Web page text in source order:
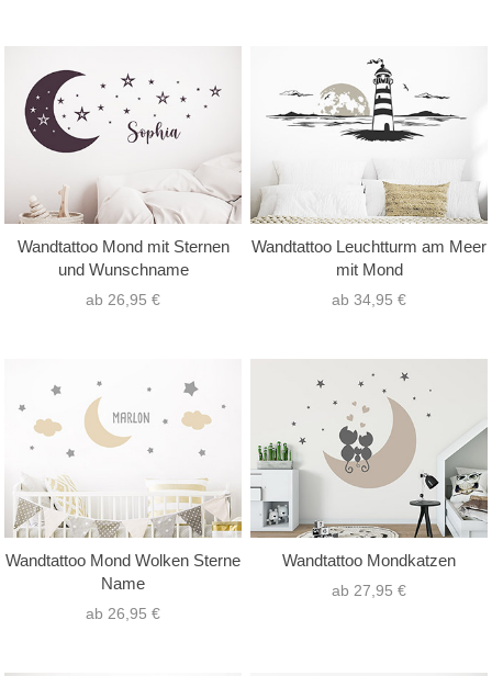
Wandtattoo Mond mit Sternen
und Wunschname
ab 26,95 €
Wandtattoo Leuchtturm am Meer
mit Mond
ab 34,95 €
Wandtattoo Mond Wolken Sterne
Name
ab 26,95 €
Wandtattoo Mondkatzen
ab 27,95 €